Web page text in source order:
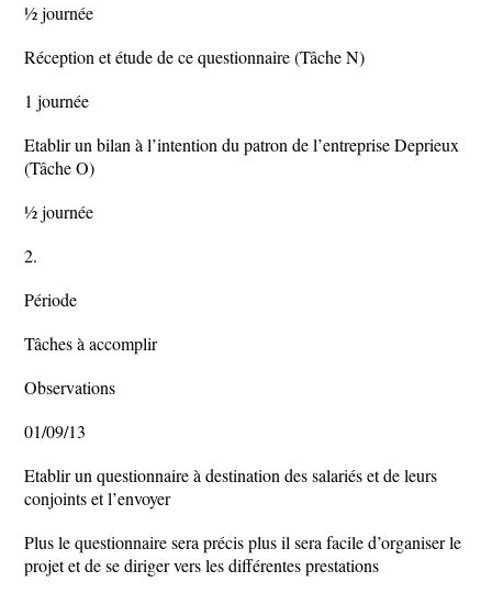
½ journée
Réception et étude de ce questionnaire (Tâche N)
1 journée
Etablir un bilan à l’intention du patron de l’entreprise Deprieux
(Tâche O)
½ journée
2.
Période
Tâches à accomplir
Observations
01/09/13
Etablir un questionnaire à destination des salariés et de leurs
conjoints et l’envoyer
Plus le questionnaire sera précis plus il sera facile d’organiser le
projet et de se diriger vers les différentes prestations